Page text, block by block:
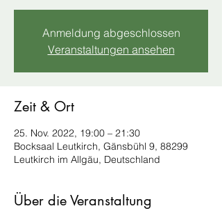
Anmeldung abgeschlossen
Veranstaltungen ansehen
Zeit & Ort
25. Nov. 2022, 19:00 – 21:30
Bocksaal Leutkirch, Gänsbühl 9, 88299
Leutkirch im Allgäu, Deutschland
Über die Veranstaltung